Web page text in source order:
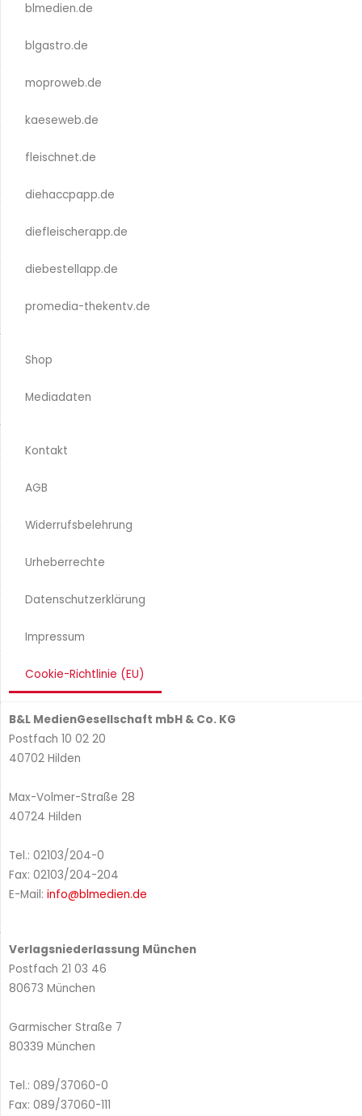
blmedien.de
blgastro.de
moproweb.de
kaeseweb.de
fleischnet.de
diehaccpapp.de
diefleischerapp.de
diebestellapp.de
promedia-thekentv.de
Shop
Mediadaten
Kontakt
AGB
Widerrufsbelehrung
Urheberrechte​
Datenschutzerklärung
Impressum
Cookie-Richtlinie (EU)
B&L MedienGesellschaft mbH & Co. KG
Postfach 10 02 20
40702 Hilden
Max-Volmer-Straße 28
40724 Hilden
Tel.: 02103/204-0
Fax: 02103/204-204
E-Mail: info@blmedien.de
Verlagsniederlassung München
Postfach 21 03 46
80673 München
Garmischer Straße 7
80339 München
Tel.: 089/37060-0
Fax: 089/37060-111